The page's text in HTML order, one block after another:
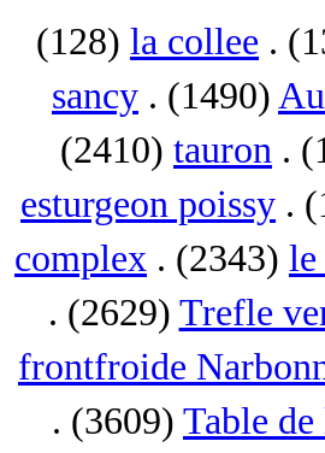
(128) la collee .
sancy . (1490)
(2410) tauron .
esturgeon poissy .
complex . (2343) le
. (2629) Trefle
frontfroide
. (3609) Table